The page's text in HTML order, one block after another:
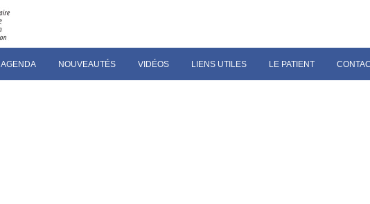
AGENDA NOUVEAUTÉS VIDÉOS LIENS UTILES LE PATIENT